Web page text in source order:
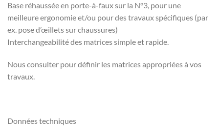
Base réhaussée en porte-à-faux sur la N°3, pour une
meilleure ergonomie et/ou pour des travaux spécifiques (par
ex. pose d’œillets sur chaussures)
Interchangeabilité des matrices simple et rapide.
Nous consulter pour définir les matrices appropriées à vos
travaux.
Données techniques